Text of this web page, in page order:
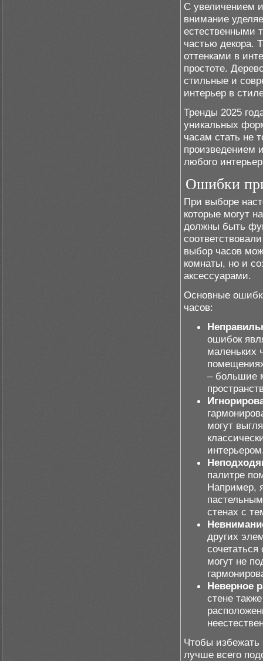
С увеличением
внимание
естественными
частью декора.
оттенками в
простоте.
стильные и
интерьер в
Тренды 2025
уникальных
часам стать не
произведением
любого
Ошибки
При выборе
которые могут
должны быть
выбор часов
комнаты, но и
аксессуарами.
Основные
часов:
ошибок
маленьких
– большие
могут
палитре
Например,
стенах с
других
могут не
Неверное
стене
Чтобы избежать
лучше всего